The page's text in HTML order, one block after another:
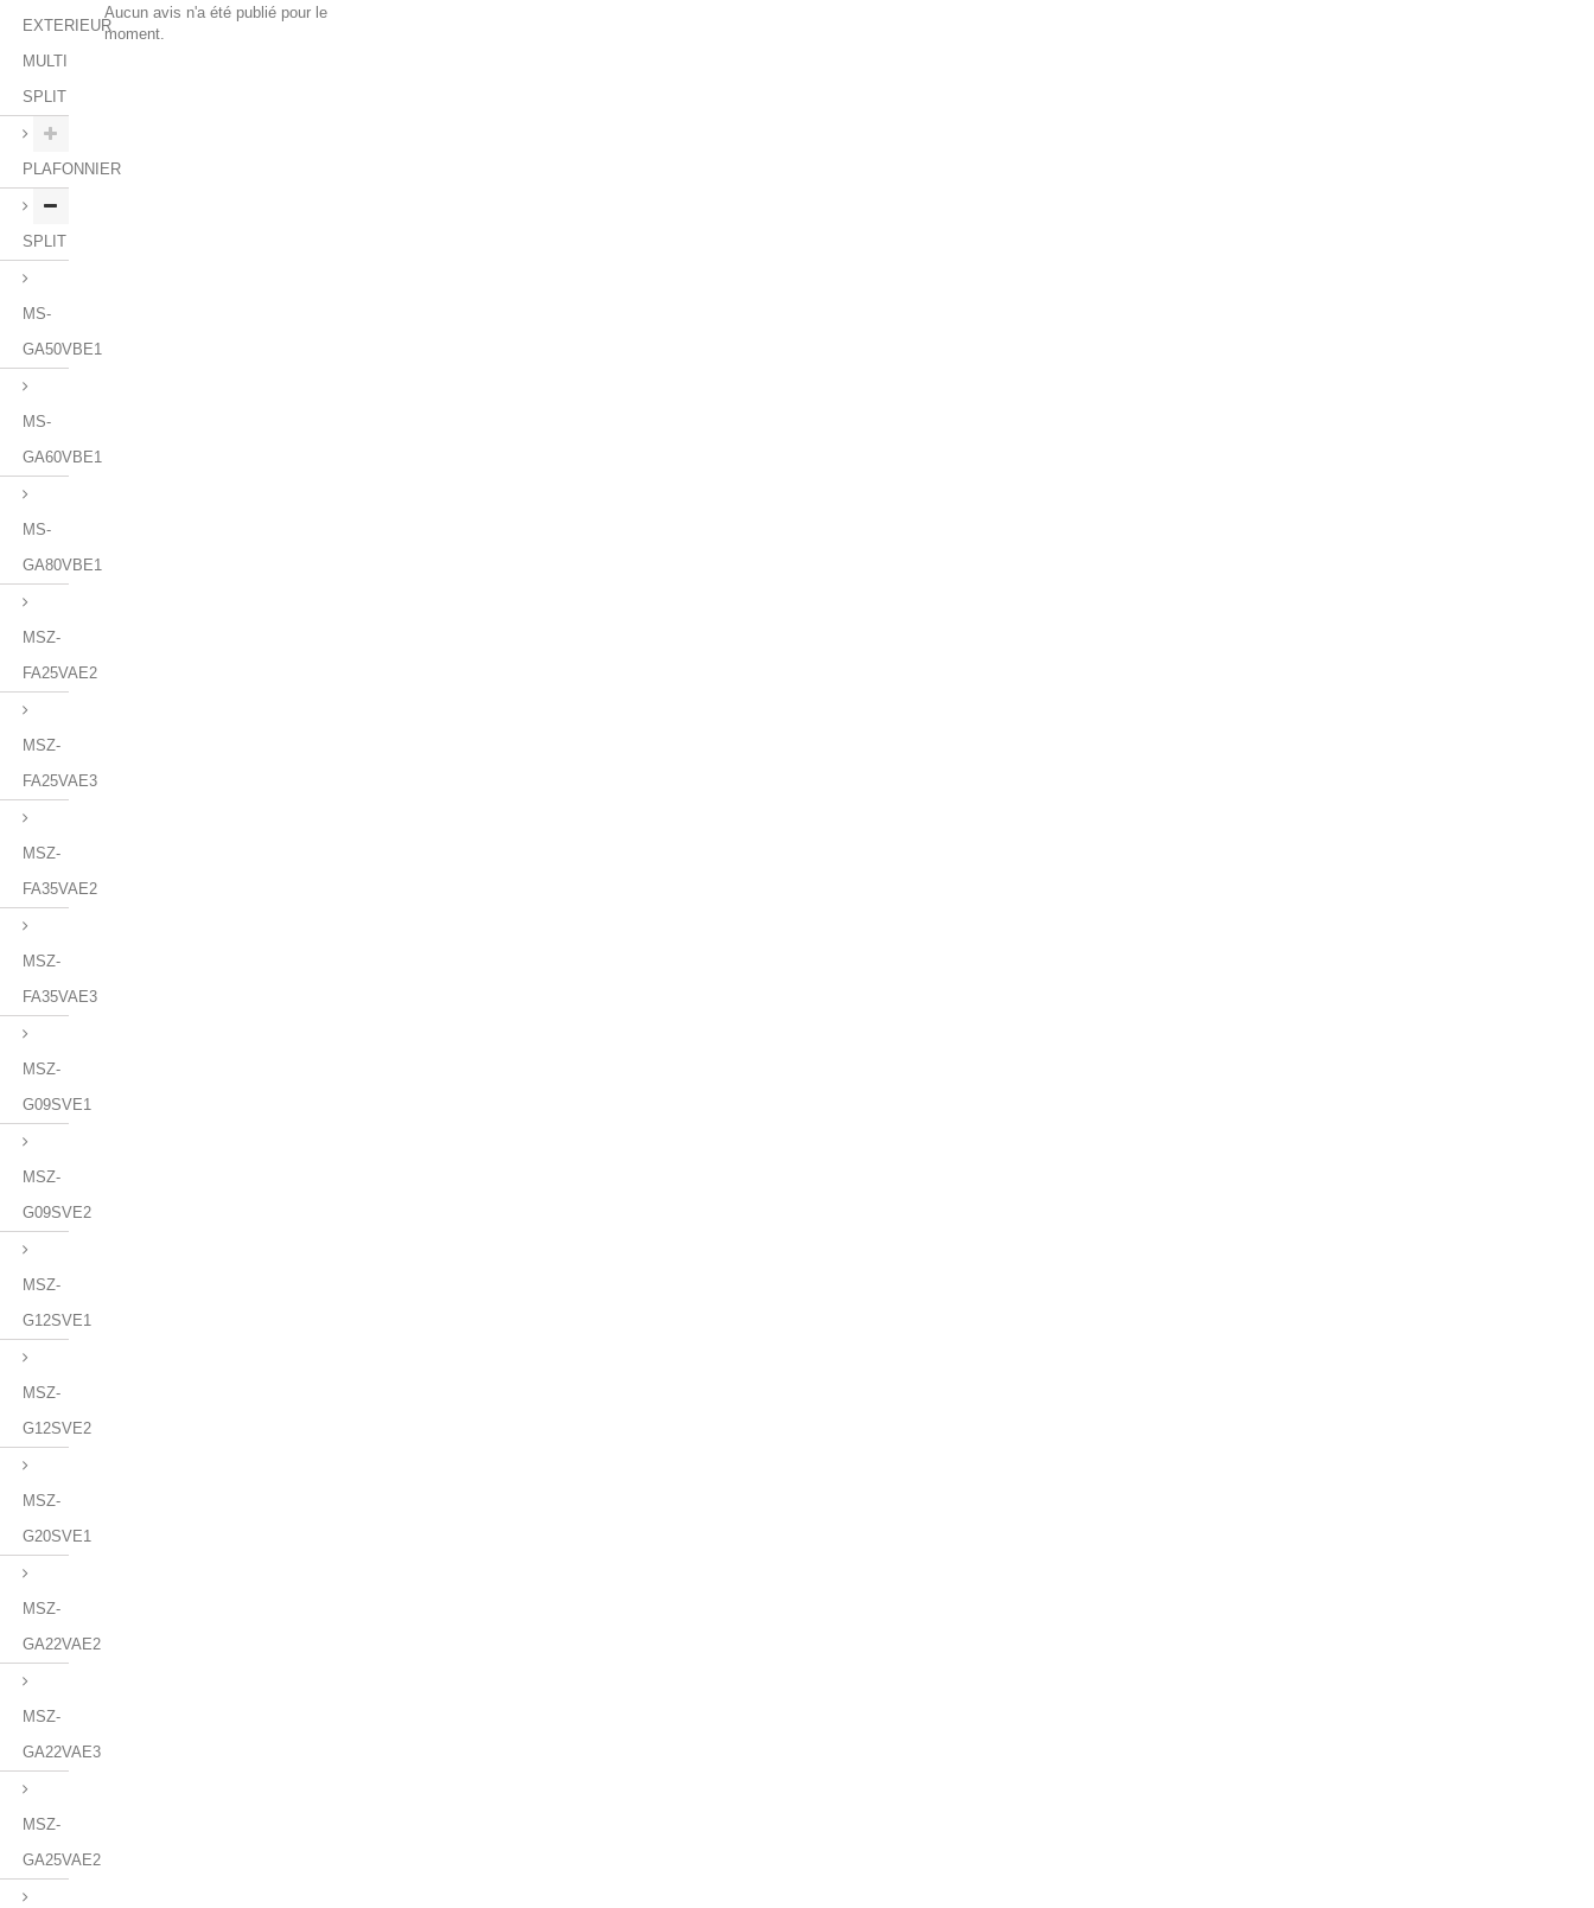
EXTERIEUR
MULTI
SPLIT
PLAFONNIER
SPLIT
MS-
GA50VBE1
MS-
GA60VBE1
MS-
GA80VBE1
MSZ-
FA25VAE2
MSZ-
FA25VAE3
MSZ-
FA35VAE2
MSZ-
FA35VAE3
MSZ-
G09SVE1
MSZ-
G09SVE2
MSZ-
G12SVE1
MSZ-
G12SVE2
MSZ-
G20SVE1
MSZ-
GA22VAE2
MSZ-
GA22VAE3
MSZ-
GA25VAE2
Aucun avis n'a été publié pour le
moment.